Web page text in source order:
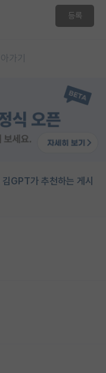
등록
가기
GPT가 추천하는 게시